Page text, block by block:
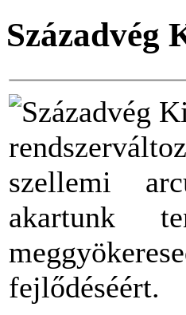
Századvég
szellemi
akartunk
fejlődéséért.